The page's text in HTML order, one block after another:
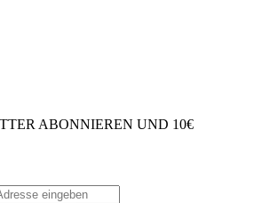
ABONNIEREN UND 10€